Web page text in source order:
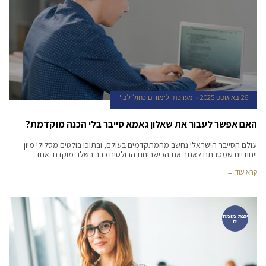
26 באוגוסט 2025 מערכת 'לימודים כחול־לבן'
האם אפשר לעבור את שאלון גאמא סייבר בלי הכנה מוקדמת?
עולם הסייבר הישראלי נחשב מהמתקדמים בעולם, ובתוכו בולטים מסלולי מיון
ייחודיים שמטרתם לאתר את הכישרונות הבולטים כבר בשלב מוקדם. אחד
קרא עוד ←
עצת מומח
ים